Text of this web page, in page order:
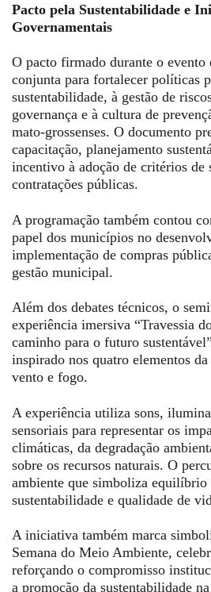
Pacto pela Sustentabilidade e
Governamentais
O pacto firmado durante o evento
conjunta para fortalecer políticas
sustentabilidade, à gestão de
governança e à cultura de
mato-grossenses. O documento
capacitação, planejamento
incentivo à adoção de critérios de
contratações públicas.
A programação também contou
papel dos municípios no
implementação de compras
gestão municipal.
Além dos debates técnicos, o
experiência imersiva “Travessia
caminho para o futuro
inspirado nos quatro elementos
vento e fogo.
A experiência utiliza sons,
sensoriais para representar os
climáticas, da degradação
sobre os recursos naturais. O
ambiente que simboliza equilíbrio
sustentabilidade e qualidade de
A iniciativa também marca
Semana do Meio Ambiente,
reforçando o compromisso
a promoção da sustentabilidade